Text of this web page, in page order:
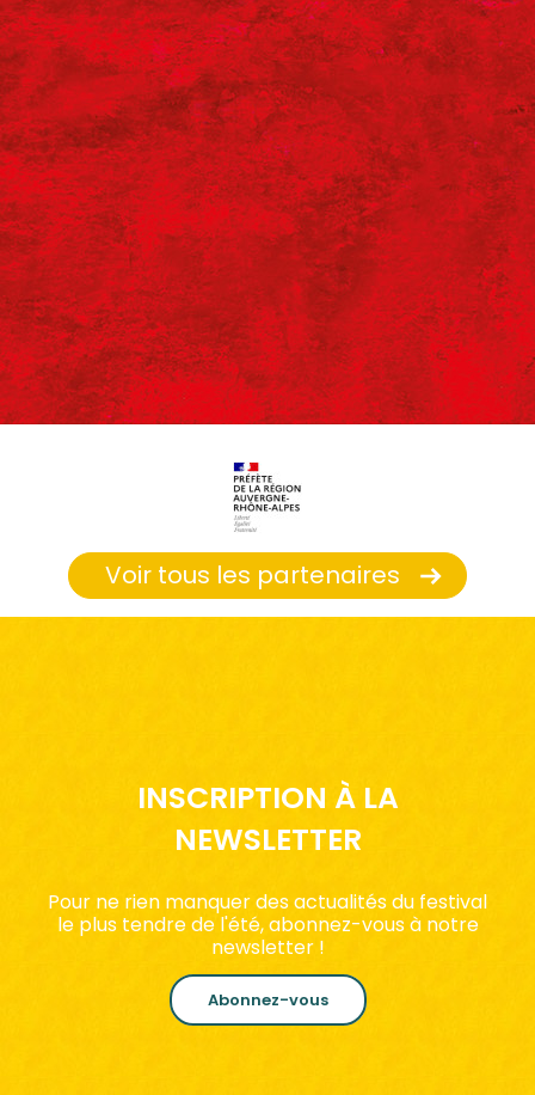
Voir tous les partenaires
INSCRIPTION À LA
NEWSLETTER
Pour ne rien manquer des actualités du festival
le plus tendre de l'été, abonnez-vous à notre
newsletter !
Abonnez-vous